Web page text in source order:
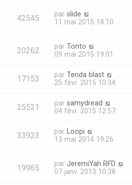
42545 par slide
11 mai 2015 18:10
20262 par Tonto
09 mai 2015 19:01
17153 par Tenda blast
25 févr. 2015 10:34
25521 par samydread
04 févr. 2015 12:57
33923 par
Loopi
13 mai 2014 19:26
19965 par JeremiYah RFD
07 janv. 2013 10:38